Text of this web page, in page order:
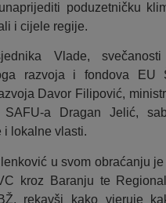
poduzetničku
i cijele regije.
Vlade,
razvoja i fondova EU
Davor Filipović,
SAFU-a Dragan Jelić,
i lokalne vlasti.
u svom obraćanju
kroz Baranju te
rekavši kako vjeruje